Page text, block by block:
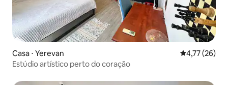
Casa ⋅ Yerevan 4,77 de uma
4,77 (26)
Estúdio artístico perto do coração